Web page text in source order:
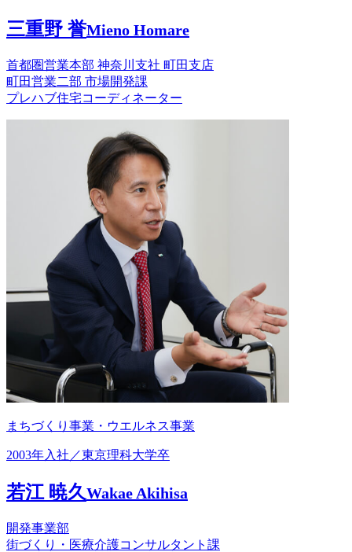
三重野 誉Mieno Homare
首都圏営業本部 神奈川支社 町田支店
町田営業二部 市場開発課
プレハブ住宅コーディネーター
まちづくり事業・ウエルネス事業
2003年入社／東京理科大学卒
若江 暁久Wakae Akihisa
開発事業部
街づくり・医療介護コンサルタント課